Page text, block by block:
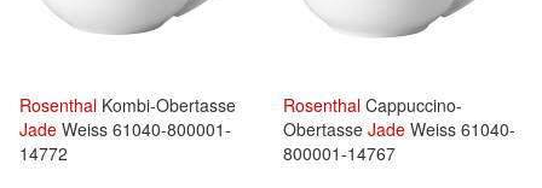
Rosenthal Kombi-Obertasse
Jade Weiss 61040-800001-
14772
Rosenthal Cappuccino-
Obertasse Jade Weiss 61040-
800001-14767